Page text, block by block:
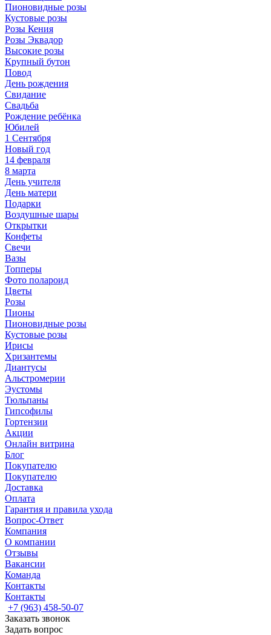
Пионовидные розы
Кустовые розы
Розы Кения
Розы Эквадор
Высокие розы
Крупный бутон
Повод
День рождения
Свидание
Свадьба
Рождение ребёнка
Юбилей
1 Сентября
Новый год
14 февраля
8 марта
День учителя
День матери
Подарки
Воздушные шары
Открытки
Конфеты
Свечи
Вазы
Топперы
Фото полароид
Цветы
Розы
Пионы
Пионовидные розы
Кустовые розы
Ирисы
Хризантемы
Диантусы
Альстромерии
Эустомы
Тюльпаны
Гипсофилы
Гортензии
Акции
Онлайн витрина
Блог
Покупателю
Покупателю
Доставка
Оплата
Гарантия и правила ухода
Вопрос-Ответ
Компания
О компании
Отзывы
Вакансии
Команда
Контакты
Контакты
+7 (963) 458-50-07
Заказать звонок
Задать вопрос